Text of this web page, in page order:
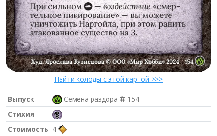
Найти колоды с этой картой >>>
Выпуск Семена раздора
154
Стихия
Стоимость 4